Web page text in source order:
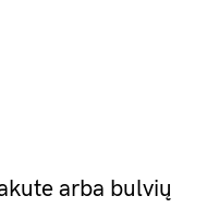
arba bulvių